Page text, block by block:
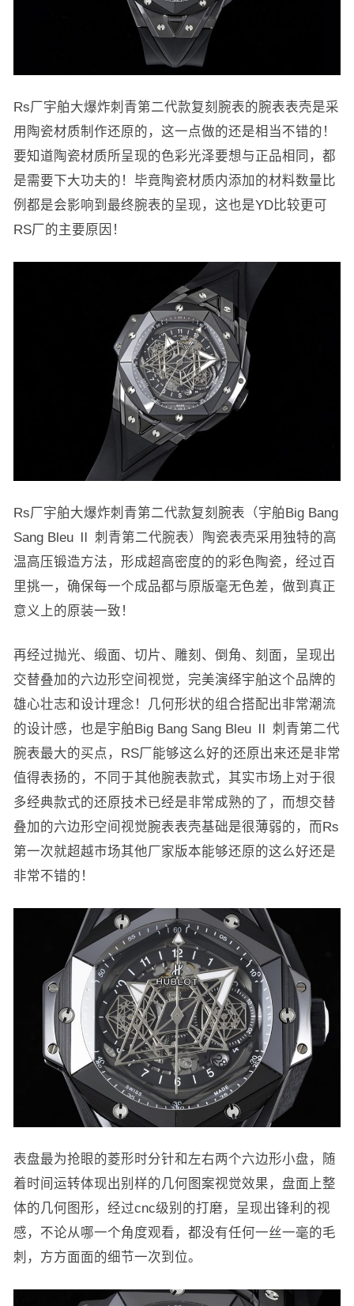
Rs厂宇舶大爆炸刺青第二代款复刻腕表的腕表表壳是采
用陶瓷材质制作还原的，这一点做的还是相当不错的！
要知道陶瓷材质所呈现的色彩光泽要想与正品相同，都
是需要下大功夫的！毕竟陶瓷材质内添加的材料数量比
例都是会影响到最终腕表的呈现，这也是YD比较更可
RS厂的主要原因！
Rs厂宇舶大爆炸刺青第二代款复刻腕表（宇舶Big Bang
Sang Bleu Ⅱ 刺青第二代腕表）陶瓷表壳采用独特的高
温高压锻造方法，形成超高密度的的彩色陶瓷，经过百
里挑一，确保每一个成品都与原版毫无色差，做到真正
意义上的原装一致！
再经过抛光、缎面、切片、雕刻、倒角、刻面，呈现出
交替叠加的六边形空间视觉，完美演绎宇舶这个品牌的
雄心壮志和设计理念！几何形状的组合搭配出非常潮流
的设计感，也是宇舶Big Bang Sang Bleu Ⅱ 刺青第二代
腕表最大的买点，RS厂能够这么好的还原出来还是非常
值得表扬的，不同于其他腕表款式，其实市场上对于很
多经典款式的还原技术已经是非常成熟的了，而想交替
叠加的六边形空间视觉腕表表壳基础是很薄弱的，而Rs
第一次就超越市场其他厂家版本能够还原的这么好还是
非常不错的！
表盘最为抢眼的菱形时分针和左右两个六边形小盘，随
着时间运转体现出别样的几何图案视觉效果，盘面上整
体的几何图形，经过cnc级别的打磨，呈现出锋利的视
感，不论从哪一个角度观看，都没有任何一丝一毫的毛
刺，方方面面的细节一次到位。